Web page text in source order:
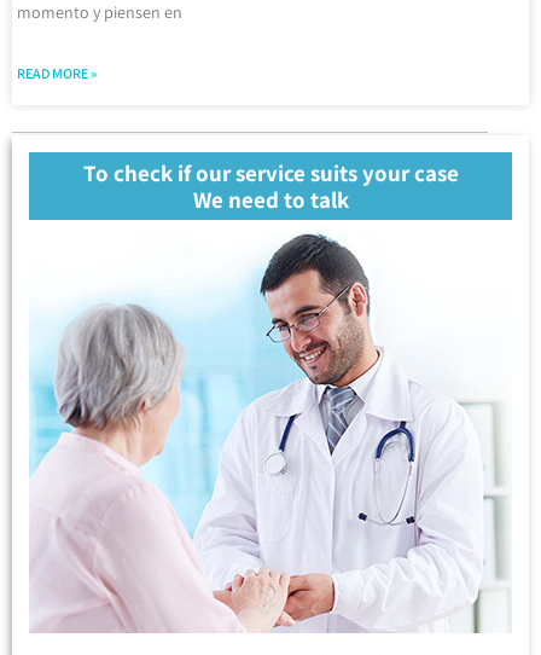
momento y piensen en
READ MORE »
To check if our service suits your case
We need to talk